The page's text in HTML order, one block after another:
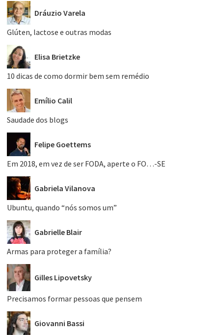
Dráuzio Varela
Glúten, lactose e outras modas
Elisa Brietzke
10 dicas de como dormir bem sem remédio
Emílio Calil
Saudade dos blogs
Felipe Goettems
Em 2018, em vez de ser FODA, aperte o FO…-SE
Gabriela Vilanova
Ubuntu, quando “nós somos um”
Gabrielle Blair
Armas para proteger a família?
Gilles Lipovetsky
Precisamos formar pessoas que pensem
Giovanni Bassi